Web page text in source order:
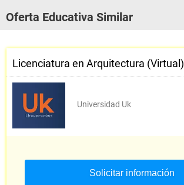
Semestre V
ÉNFASIS II
TEORÍAS URBANAS II
Oferta Educativa Similar
Licenciatura en Arquitectura (Virtual)
Universidad Uk
Solicitar información